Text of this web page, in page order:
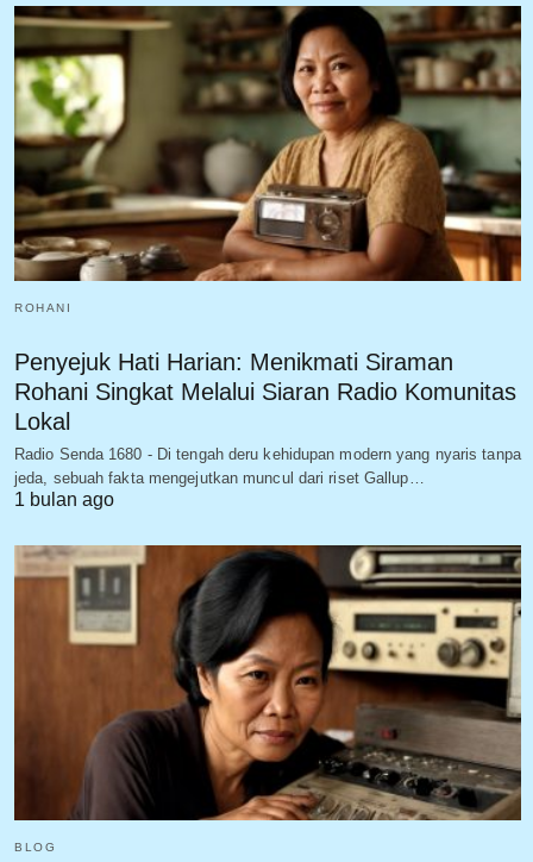
ROHANI
Penyejuk Hati Harian: Menikmati Siraman
Rohani Singkat Melalui Siaran Radio Komunitas
Lokal
Radio Senda 1680 - Di tengah deru kehidupan modern yang nyaris tanpa
jeda, sebuah fakta mengejutkan muncul dari riset Gallup…
1 bulan ago
BLOG